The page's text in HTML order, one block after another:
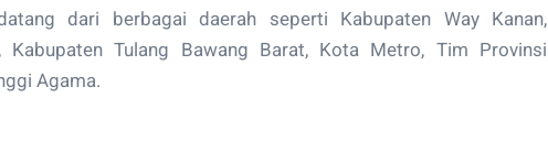
dari berbagai daerah seperti Kabupaten Way Kanan,
Kabupaten Tulang Bawang Barat, Kota Metro, Tim Provinsi
Agama.